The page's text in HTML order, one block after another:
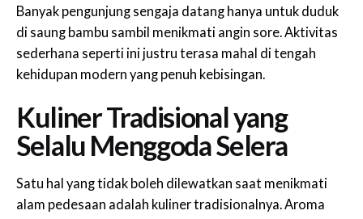
Banyak pengunjung sengaja datang hanya untuk duduk
di saung bambu sambil menikmati angin sore. Aktivitas
sederhana seperti ini justru terasa mahal di tengah
kehidupan modern yang penuh kebisingan.
Kuliner Tradisional yang
Selalu Menggoda Selera
Satu hal yang tidak boleh dilewatkan saat menikmati
alam pedesaan adalah kuliner tradisionalnya. Aroma